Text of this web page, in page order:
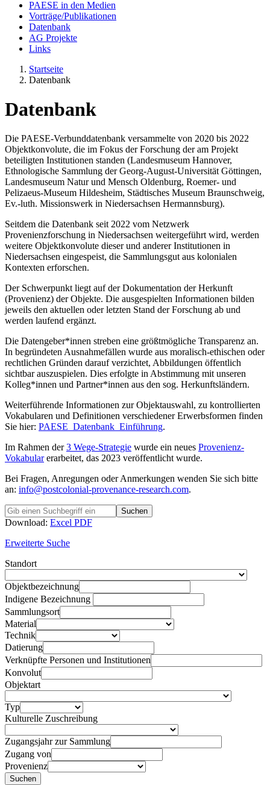
PAESE in den Medien
Vorträge/Publikationen
Datenbank
AG Projekte
Links
Startseite
Datenbank
Datenbank
Die PAESE-Verbunddatenbank versammelte von 2020 bis 2022
Objektkonvolute, die im Fokus der Forschung der am Projekt
beteiligten Institutionen standen (Landesmuseum Hannover,
Ethnologische Sammlung der Georg-August-Universität Göttingen,
Landesmuseum Natur und Mensch Oldenburg, Roemer- und
Pelizaeus-Museum Hildesheim, Städtisches Museum Braunschweig,
Ev.-luth. Missionswerk in Niedersachsen Hermannsburg).
Seitdem die Datenbank seit 2022 vom Netzwerk
Provenienzforschung in Niedersachsen weitergeführt wird, werden
weitere Objektkonvolute dieser und anderer Institutionen in
Niedersachsen eingespeist, die Sammlungsgut aus kolonialen
Kontexten erforschen.
Der Schwerpunkt liegt auf der Dokumentation der Herkunft
(Provenienz) der Objekte. Die ausgespielten Informationen bilden
jeweils den aktuellen oder letzten Stand der Forschung ab und
werden laufend ergänzt.
Die Datengeber*innen streben eine größtmögliche Transparenz an.
In begründeten Ausnahmefällen wurde aus moralisch-ethischen oder
rechtlichen Gründen darauf verzichtet, Abbildungen öffentlich
sichtbar auszuspielen. Dies erfolgte in Abstimmung mit unseren
Kolleg*innen und Partner*innen aus den sog. Herkunftsländern.
Weiterführende Informationen zur Objektauswahl, zu kontrollierten
Vokabularen und Definitionen verschiedener Erwerbsformen finden
Sie hier: PAESE_Datenbank_Einführung.
Im Rahmen der3 Wege-Strategie wurde ein neues Provenienz-
Vokabularerarbeitet, das 2023 veröffentlicht wurde.
Bei Fragen, Anregungen oder Anmerkungen wenden Sie sich bitte
an: info@postcolonial-provenance-research.com.
Suchen
Download: Excel PDF
Erweiterte Suche
Standort
Objektbezeichnung
Indigene Bezeichnung
Sammlungsort
Material
Technik
Datierung
Verknüpfte Personen und Institutionen
Konvolut
Objektart
Typ
Kulturelle Zuschreibung
Zugangsjahr zur Sammlung
Zugang von
Provenienz
Suchen